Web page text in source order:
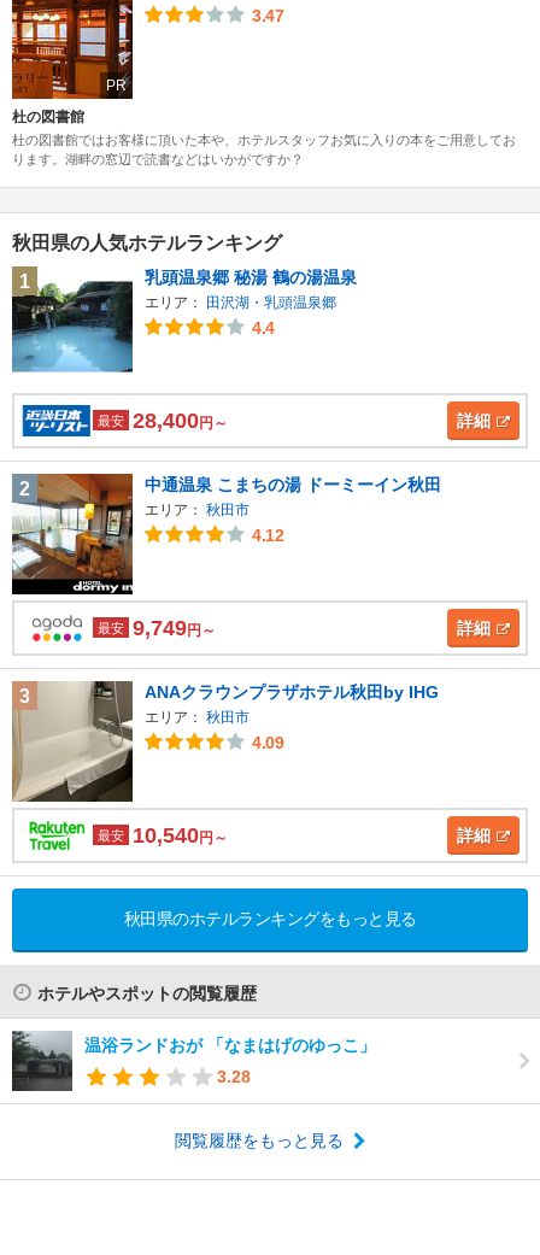
PR
3.47
杜の図書館
杜の図書館ではお客様に頂いた本や、ホテルスタッフお気に入りの本をご用意してお
ります。湖畔の窓辺で読書などはいかがですか？
秋田県の人気ホテルランキング
1
乳頭温泉郷 秘湯 鶴の湯温泉
エリア： 田沢湖・乳頭温泉郷
4.4
最安 28,400円～ 詳細
2 中通温泉 こまちの湯 ドーミーイン秋田
エリア： 秋田市
4.12
最安 9,749円～ 詳細
3 ANAクラウンプラザホテル秋田by IHG
エリア： 秋田市
4.09
最安 10,540円～ 詳細
秋田県のホテルランキングをもっと見る
ホテルやスポットの閲覧履歴
温浴ランドおが 「なまはげのゆっこ」
3.28
閲覧履歴をもっと見る